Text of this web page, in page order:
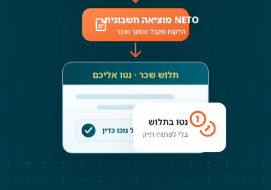
NETO מוציאה חשבונית
הלקוח מקבל מסמך מוכר
תלוש שכר · נטו אליכם
מס וב״ל נוכו כדיןנטו בתלוש
בלי לפתוח תיק